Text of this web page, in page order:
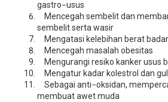
gastro−usus
Mencegah sembelit dan
sembelit serta wasir
Mengatasi kelebihan berat
Mencegah masalah obesitas
Mengurangi resiko kanker usus
Mengatur kadar kolestrol dan
Sebagai anti−oksidan,
membuat awet muda